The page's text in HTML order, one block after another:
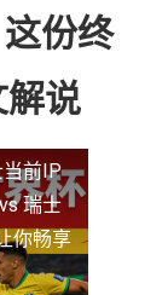
份终
说
前IP
瑞士
你畅享